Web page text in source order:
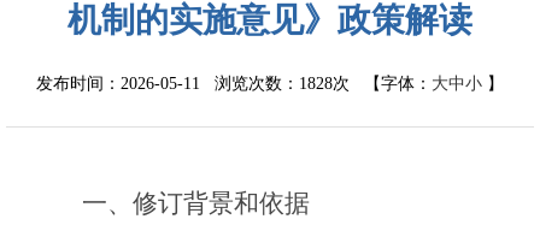
机制的实施意见》政策解读
发布时间：2026-05-11 浏览次数： 1828次 【字体： 大中小 】
一、修订背景和依据